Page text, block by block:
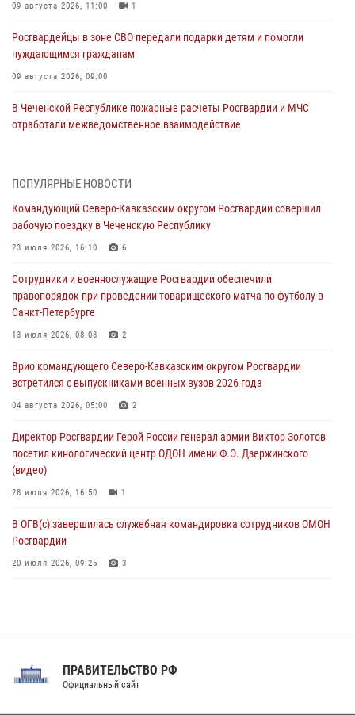
09 августа 2026, 11:00 1
Росгвардейцы в зоне СВО передали подарки детям и помогли
нуждающимся гражданам
09 августа 2026, 09:00
В Чеченской Республике пожарные расчеты Росгвардии и МЧС
отработали межведомственное взаимодействие
В Центральных регионах России продолжается ведомственная
09 августа 2026, 08:00
Лучшие футбольные команды Южного округа Росгвардии
09 августа 2026, 07:00
В Ульяновске росгвардейцы присоединились к донорской акции
(видео)
В регионах Урала бойцам Росгвардии в зону СВО передали свежие
тиражи газет
ПОПУЛЯРНЫЕ НОВОСТИ
Командующий Северо-Кавказским округом Росгвардии совершил
рабочую поездку в Чеченскую Республику
23 июля 2026, 16:10 6
Сотрудники и военнослужащие Росгвардии обеспечили
правопорядок при проведении товарищеского матча по футболу в
Санкт-Петербурге
13 июля 2026, 08:08 2
Врио командующего Северо-Кавказским округом Росгвардии
встретился с выпускниками военных вузов 2026 года
04 августа 2026, 05:00 2
Директор Росгвардии Герой России генерал армии Виктор Золотов
посетил кинологический центр ОДОН имени Ф.Э. Дзержинского
(видео)
28 июля 2026, 16:50 1
В ОГВ(с) завершилась служебная командировка сотрудников ОМОН
Росгвардии
20 июля 2026, 09:25 3
Праздник «Один день с Росгвардией» к 105-летию Центрального
ПРАВИТЕЛЬСТВО РФ
Официальный сайт